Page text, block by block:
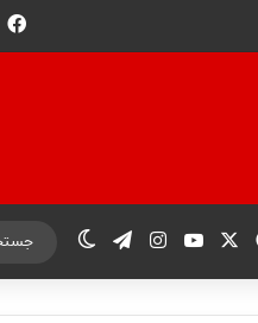
فیس بوکیوتیوباینستاگرام
تلگرامتغییر